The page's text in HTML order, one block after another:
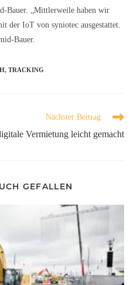
Bauer. „Mittlerweile haben wir
der IoT von syniotec ausgestattet.
Bauer.
, TRACKING
Nächster Beitrag
Vermietung leicht gemacht
GEFALLEN